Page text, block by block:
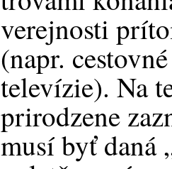
verejnosti
(napr.
televízie). Na
prirodzene
musí byť daná